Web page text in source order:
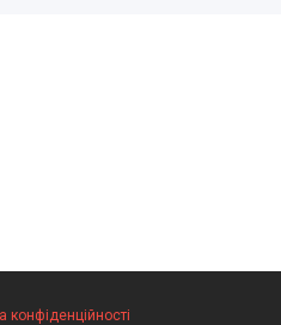
конфіденційності